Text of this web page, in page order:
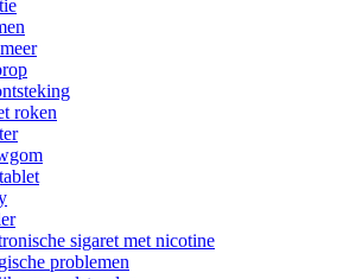
roken
sigaret met nicotine
problemen